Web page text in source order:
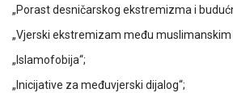
„Porast desničarskog ekstremizma i
„Vjerski ekstremizam među muslimanskim
„Islamofobija“;
„Inicijative za međuvjerski dijalog“;